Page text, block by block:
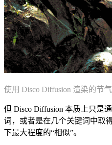
使用 Disco Diffusion 渲染的节
但 Disco Diffusion 本质上只是
词，或者是在几个关键词中取
下最大程度的“相似”。